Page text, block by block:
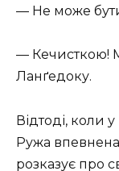
— Не може
— Кечисткою!
Ланґедоку.
Відтоді, коли
Ружа
розказує про